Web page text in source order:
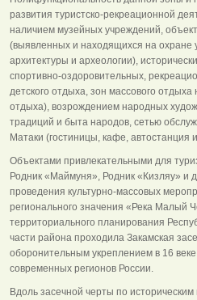
развития туристско-рекреационной
наличием музейных учреждений,
(выявленных и находящихся на охране
архитектуры и археологии),
спортивно-оздоровительных,
детского отдыха, зон массового
отдыха), возрождением народных
традиций и быта народов, сетью
Матаки (гостиницы, кафе, автостанция
Объектами привлекательными для
Родник «Маймуня», Родник «Кизляу» и
проведения культурно-массовых
регионального значения «Река Малый
территориального планирования
части района проходила Закамская
оборонительным укреплением в 16
современных регионов России.
Вдоль засечной черты по